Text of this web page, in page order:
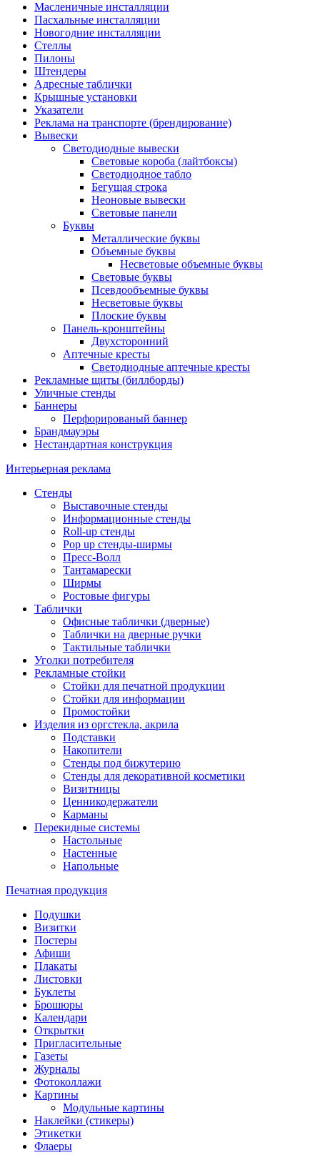
Масленичные инсталляции
Пасхальные инсталляции
Новогодние инсталляции
Стеллы
Пилоны
Штендеры
Адресные таблички
Крышные установки
Указатели
Реклама на транспорте (брендирование)
Вывески
Светодиодные вывески
Световые короба (лайтбоксы)
Светодиодное табло
Бегущая строка
Неоновые вывески
Световые панели
Буквы
Металлические буквы
Объемные буквы
Несветовые объемные буквы
Световые буквы
Псевдообъемные буквы
Несветовые буквы
Плоские буквы
Панель-кронштейны
Двухсторонний
Аптечные кресты
Светодиодные аптечные кресты
Рекламные щиты (биллборды)
Уличные стенды
Баннеры
Перфорированый баннер
Брандмауэры
Нестандартная конструкция
Интерьерная реклама
Стенды
Выставочные стенды
Информационные стенды
Roll-up стенды
Pop up стенды-ширмы
Пресс-Волл
Тантамарески
Ширмы
Ростовые фигуры
Таблички
Офисные таблички (дверные)
Таблички на дверные ручки
Тактильные таблички
Уголки потребителя
Рекламные стойки
Стойки для печатной продукции
Стойки для информации
Промостойки
Изделия из оргстекла, акрила
Подставки
Накопители
Стенды под бижутерию
Стенды для декоративной косметики
Визитницы
Ценникодержатели
Карманы
Перекидные системы
Настольные
Настенные
Напольные
Печатная продукция
Подушки
Визитки
Постеры
Афиши
Плакаты
Листовки
Буклеты
Брошюры
Календари
Открытки
Пригласительные
Газеты
Журналы
Фотоколлажи
Картины
Модульные картины
Наклейки (стикеры)
Этикетки
Флаеры